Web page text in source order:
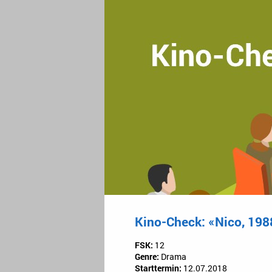
Kino-Check: «Nico,
FSK: 12
Genre: Drama
Starttermin: 12.07.2018